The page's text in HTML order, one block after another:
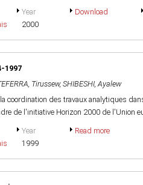
Year
2000
Download
1997
Tirussew, SHIBESHI, Ayalew
coordination des travaux analytiques
de l'initiative Horizon 2000 de l'Union
Year
1999
Read more